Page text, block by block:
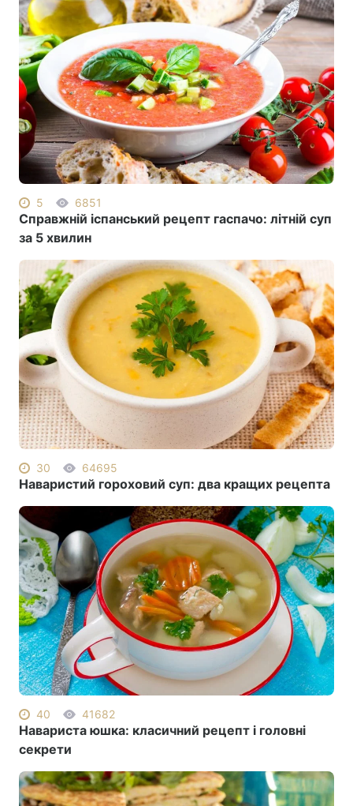
5 6851
Справжній іспанський рецепт гаспачо: літній суп
за 5 хвилин
30 64695
Наваристий гороховий суп: два кращих рецепта
40 41682
Навариста юшка: класичний рецепт і головні
секрети